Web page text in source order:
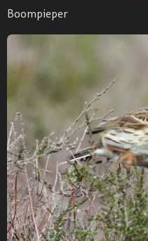
Boompieper